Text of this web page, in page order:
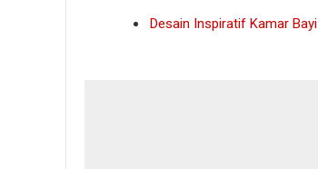
Desain Inspiratif Kamar Bayi